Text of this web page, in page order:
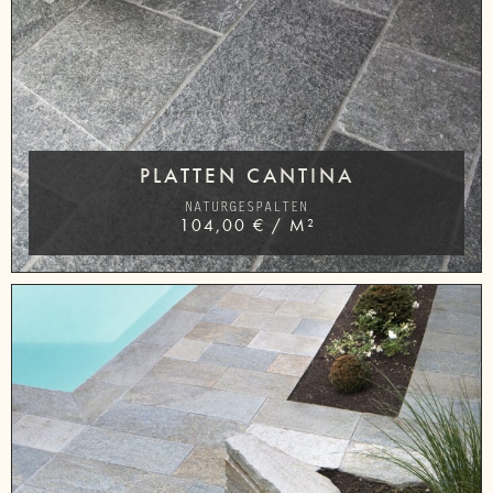
PLATTEN CANTINA
NATURGESPALTEN
104,00€ / M²